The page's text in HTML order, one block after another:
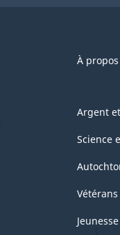
À
Argent
Science
Jeunesse